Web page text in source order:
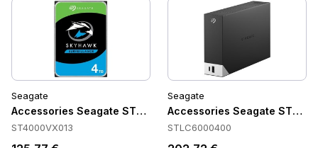
Seagate
Accessories Seagate ST4000VX013
ST4000VX013
Seagate
Accessories Seagate
STLC6000400